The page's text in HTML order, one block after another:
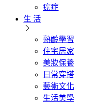
癌症
生 活
熟齡學習
住宅居家
美妝保養
日常穿搭
藝術文化
生活美學